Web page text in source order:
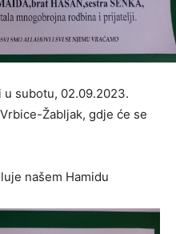
u subotu, 02.09.2023.
Žabljak, gdje će se
našem Hamidu